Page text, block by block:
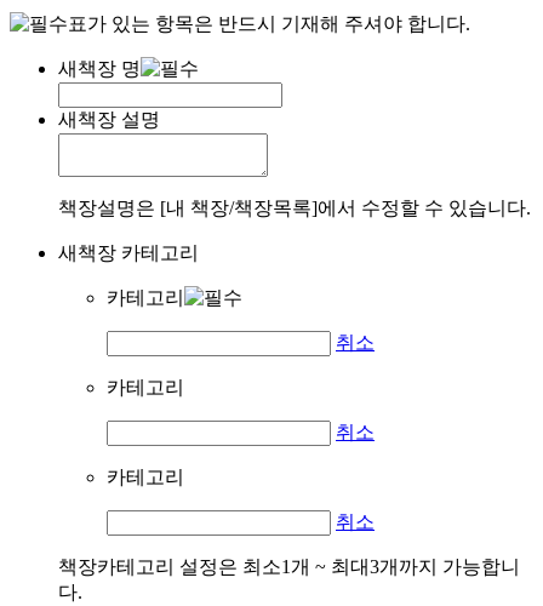
표가 있는 항목은 반드시 기재해 주셔야 합니다.
새책장 명
새책장 설명
책장설명은 [내 책장/책장목록]에서 수정할 수 있습니다.
새책장 카테고리
카테고리
취소
카테고리
취소
카테고리
취소
책장카테고리 설정은 최소1개 ~ 최대3개까지 가능합니
다.